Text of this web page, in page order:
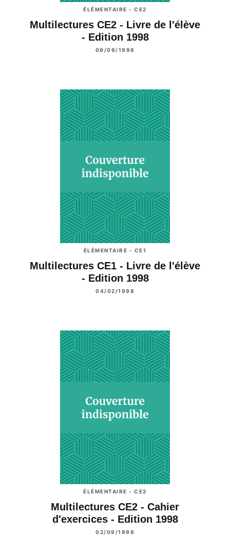
ÉLÉMENTAIRE - CE2
Multilectures CE2 - Livre de l'élève
- Edition 1998
09/09/1998
ÉLÉMENTAIRE - CE1
Multilectures CE1 - Livre de l'élève
- Edition 1998
04/02/1998
ÉLÉMENTAIRE - CE2
Multilectures CE2 - Cahier
d'exercices - Edition 1998
02/09/1998